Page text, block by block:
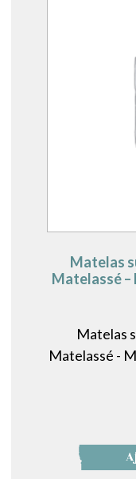
Matelas
Matelassé –
Matelas
Matelassé -